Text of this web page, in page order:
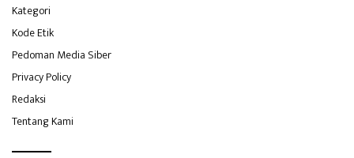
Kategori
Kode Etik
Pedoman Media Siber
Privacy Policy
Redaksi
Tentang Kami